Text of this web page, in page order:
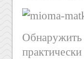
Обнаружить